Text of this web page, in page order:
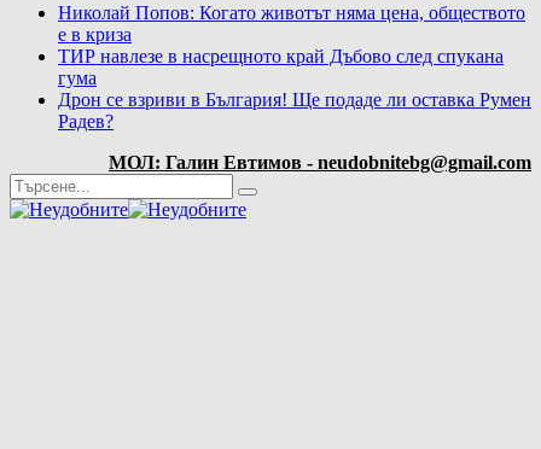
Николай Попов: Когато животът няма цена, обществото
е в криза
ТИР навлезе в насрещното край Дъбово след спукана
гума
Дрон се взриви в България! Ще подаде ли оставка Румен
Радев?
МОЛ: Галин Евтимов - neudobnitebg@gmail.com